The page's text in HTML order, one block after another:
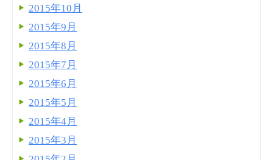
2015年10月
2015年9月
2015年8月
2015年7月
2015年6月
2015年5月
2015年4月
2015年3月